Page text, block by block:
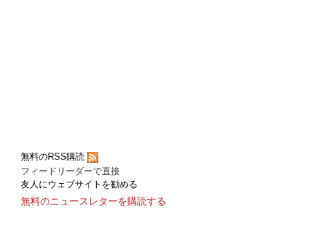
無料のRSS購読
フィードリーダーで直接
友人にウェブサイトを勧める
無料のニュースレターを購読する